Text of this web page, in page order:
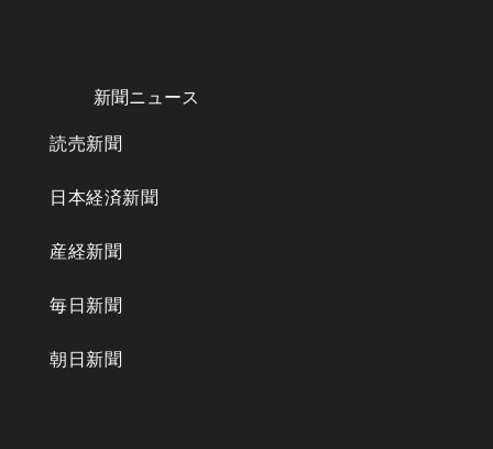
新聞ニュース
読売新聞
日本経済新聞
産経新聞
毎日新聞
朝日新聞